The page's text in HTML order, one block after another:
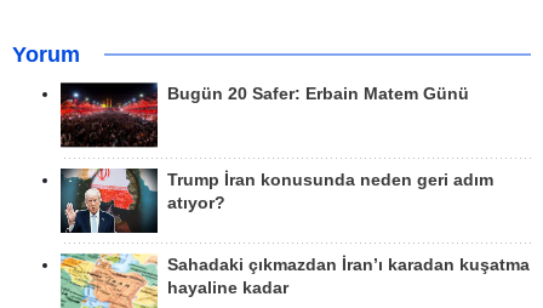
Yorum
Bugün 20 Safer: Erbain Matem Günü
Trump İran konusunda neden geri adım
atıyor?
Sahadaki çıkmazdan İran’ı karadan kuşatma
hayaline kadar